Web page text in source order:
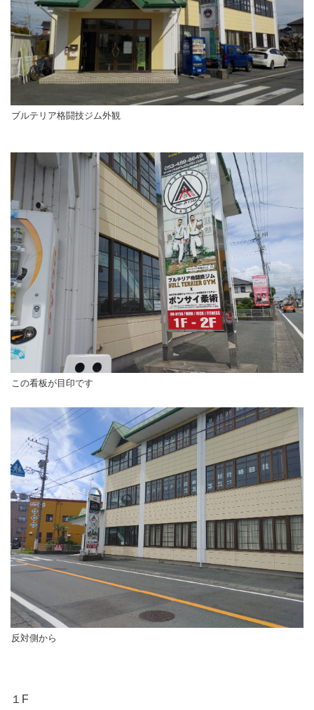
ブルテリア格闘技ジム外観
この看板が目印です
反対側から
１F